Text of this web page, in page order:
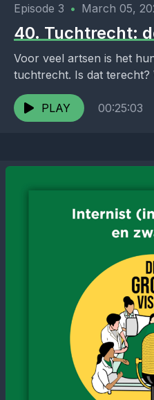
Episode 3 • March 05,
40. Tuchtrecht:
Voor veel artsen is het
tuchtrecht. Is dat terecht?
tuchtcollege precies? En
PLAY
00:25:03